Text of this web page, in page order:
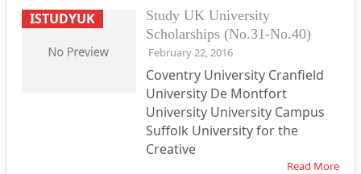
ISTUDYUK
Study UK University
Scholarships (No.31-No.40)
February 22, 2016
Coventry University Cranfield
University De Montfort
University University Campus
Suffolk University for the
Creative
Read More